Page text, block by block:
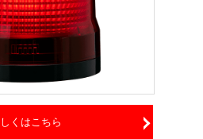
くはこちら